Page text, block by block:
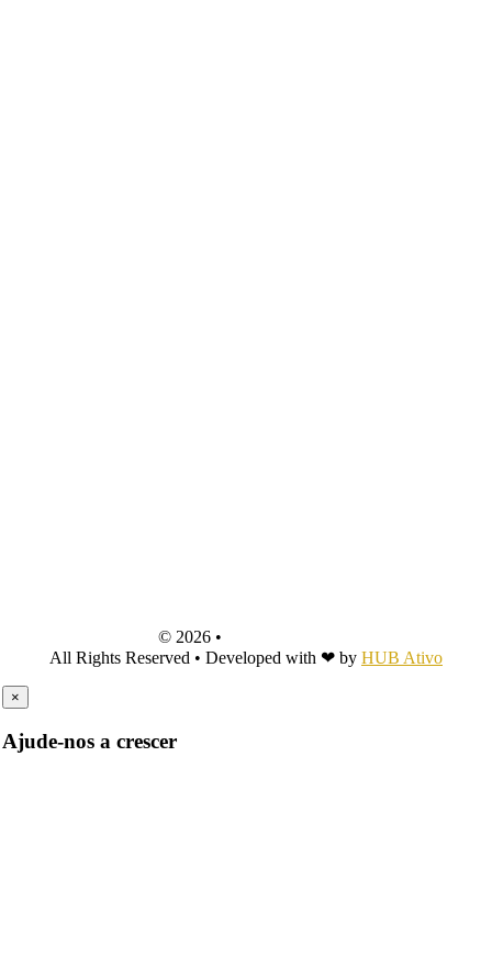
© 2026 •
All Rights Reserved • Developed with ❤ by HUB Ativo
×
Ajude-nos a crescer